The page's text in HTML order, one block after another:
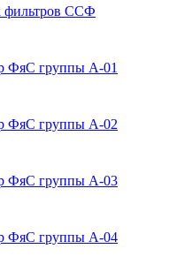
фильтров ССФ
ФяС группы А-01
ФяС группы А-02
ФяС группы А-03
ФяС группы А-04